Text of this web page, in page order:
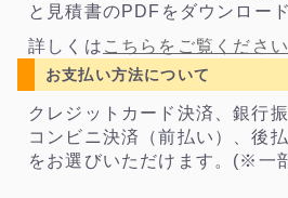
と見積書のPDFをダウンロー
詳しくは こちらをご覧ください
お支払い方法について
クレジットカード決済、銀行
コンビニ決済（前払い）、後
をお選びいただけます。(※一